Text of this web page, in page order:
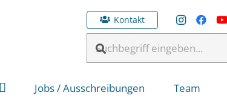
Kontakt
Jobs / Ausschreibungen Team